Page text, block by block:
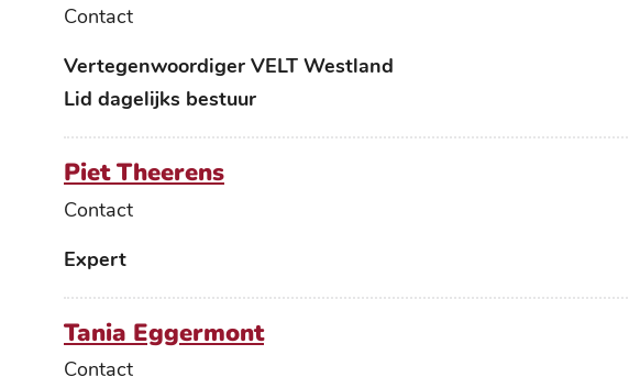
Contact
Functies
Vertegenwoordiger VELT Westland
Lid dagelijks bestuur
Piet Theerens
Contact
Functies
Expert
Tania Eggermont
Contact